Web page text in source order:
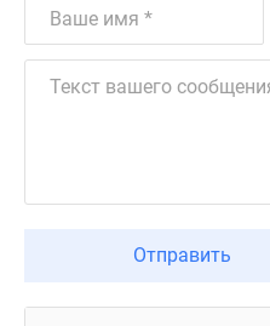
Отправить